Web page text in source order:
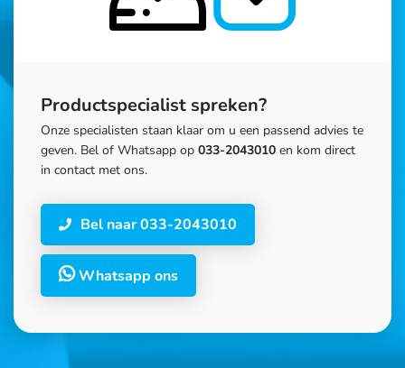
Productspecialist spreken?
Onze specialisten staan klaar om u een passend advies te
geven. Bel of Whatsapp op 033-2043010 en kom direct
in contact met ons.
Bel naar 033-2043010
Whatsapp ons